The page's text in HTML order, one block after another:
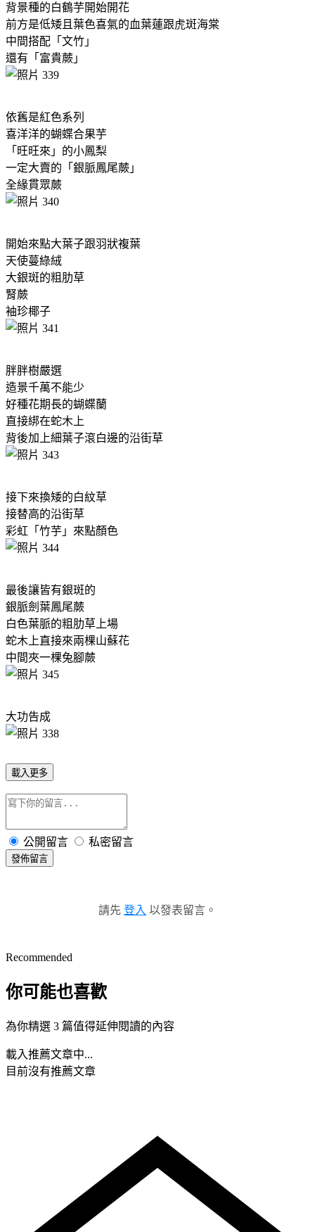
背景種的白鶴芋開始開花
前方是低矮且葉色喜氣的血葉蓮跟虎斑海棠
中間搭配「文竹」
還有「富貴蕨」
依舊是紅色系列
喜洋洋的蝴蝶合果芋
「旺旺來」的小鳳梨
一定大賣的「銀脈鳳尾蕨」
全緣貫眾蕨
開始來點大葉子跟羽狀複葉
天使蔓綠絨
大銀斑的粗肋草
腎蕨
袖珍椰子
胖胖樹嚴選
造景千萬不能少
好種花期長的蝴蝶蘭
直接綁在蛇木上
背後加上細葉子滾白邊的沿街草
接下來換矮的白紋草
接替高的沿街草
彩虹「竹芋」來點顏色
最後讓皆有銀斑的
銀脈劍葉鳳尾蕨
白色葉脈的粗肋草上場
蛇木上直接來兩棵山蘇花
中間夾一棵兔腳蕨
大功告成
載入更多
公開留言 私密留言
發佈留言
請先 登入 以發表留言。
Recommended
你可能也喜歡
為你精選 3 篇值得延伸閱讀的內容
載入推薦文章中...
目前沒有推薦文章